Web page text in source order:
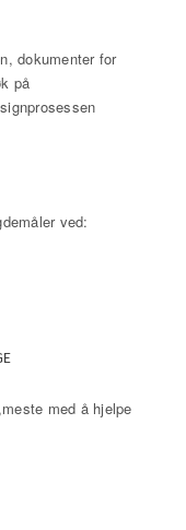
dokumenter for
på
ved:
med å hjelpe